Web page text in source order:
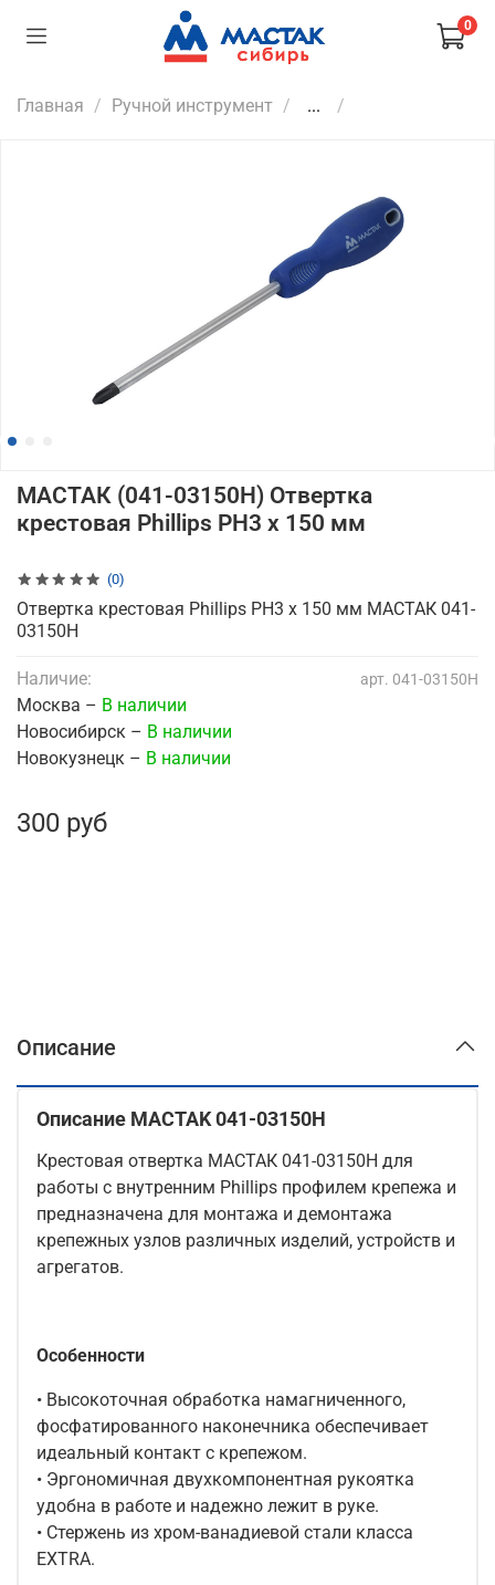
0
Главная Ручной инструмент ...
(0)
арт. 041-03150H
МАСТАК (041-03150H) Отвертка
крестовая Phillips PH3 x 150 мм
300 руб
Наличие:
Москва – В наличии
Новосибирск – В наличии
Новокузнецк – В наличии
Отвертка крестовая Phillips PH3 x 150 мм МАСТАК 041-
03150H
Описание
Описание MACTAK 041-03150H
Крестовая отвертка МАСТАК 041-03150H для
работы с внутренним Phillips профилем крепежа и
предназначена для монтажа и демонтажа
крепежных узлов различных изделий, устройств и
агрегатов.
Особенности
• Высокоточная обработка намагниченного,
фосфатированного наконечника обеспечивает
идеальный контакт с крепежом.
• Эргономичная двухкомпонентная рукоятка
удобна в работе и надежно лежит в руке.
• Стержень из хром-ванадиевой стали класса
EXTRA.